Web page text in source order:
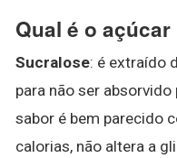
Qual é o
Sucralose: é extraído
para não ser
sabor é bem parecido
calorias, não altera a